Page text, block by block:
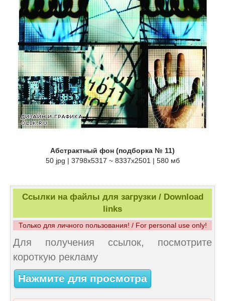
Абстрактный фон (подборка № 11)
50 jpg | 3798x5317 ~ 8337x2501 | 580 мб
Ссылки на файлы для загрузки / Download
links
Только для личного пользования! / For personal use only!
Для получения ссылок, посмотрите
короткую рекламу
Нажмите для просмотра